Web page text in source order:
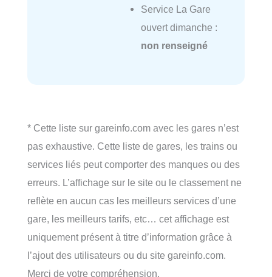
Service La Gare
ouvert dimanche :
non renseigné
* Cette liste sur gareinfo.com avec les gares n’est
pas exhaustive. Cette liste de gares, les trains ou
services liés peut comporter des manques ou des
erreurs. L’affichage sur le site ou le classement ne
reflète en aucun cas les meilleurs services d’une
gare, les meilleurs tarifs, etc… cet affichage est
uniquement présent à titre d’information grâce à
l’ajout des utilisateurs ou du site gareinfo.com.
Merci de votre compréhension.